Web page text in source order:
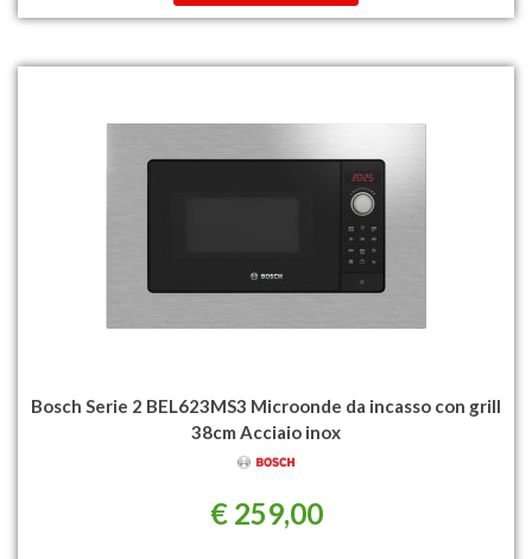
Bosch Serie 2 BEL623MS3 Microonde da incasso con grill
38cm Acciaio inox
€ 259,00